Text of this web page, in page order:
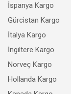
İspanya Kargo
Gürcistan Kargo
İtalya Kargo
İngiltere Kargo
Norveç Kargo
Hollanda Kargo